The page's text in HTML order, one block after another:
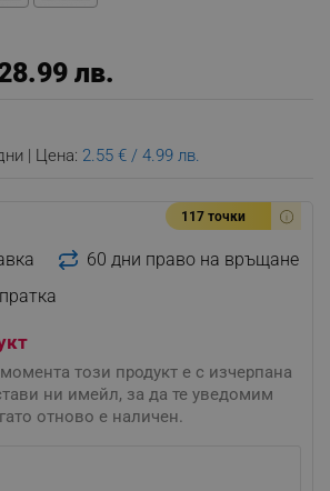
лв.
| Цена: 2.55 € / 4.99 лв.
117 точки
60 дни право на връщане
този продукт е с изчерпана
ни имейл, за да те уведомим
отново е наличен.